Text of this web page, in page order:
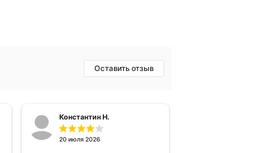
Оставить отзыв
Константин Н.
20 июля 2026